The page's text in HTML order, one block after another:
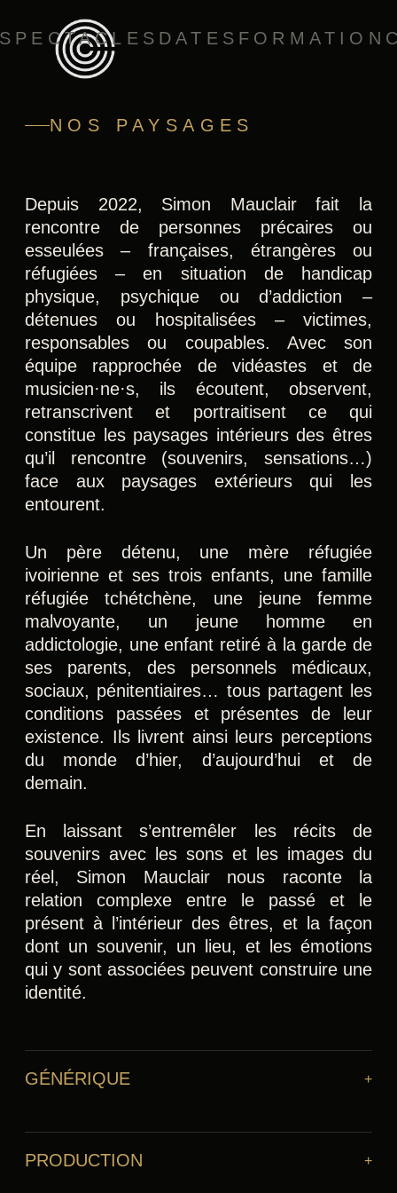
SPECTACLES DATES FORMATION
NOS PAYSAGES
Depuis 2022, Simon Mauclair fait la
rencontre de personnes précaires ou
esseulées – françaises, étrangères ou
réfugiées – en situation de handicap
physique, psychique ou d’addiction –
détenues ou hospitalisées – victimes,
responsables ou coupables. Avec son
équipe rapprochée de vidéastes et de
musicien·ne·s, ils écoutent, observent,
retranscrivent et portraitisent ce qui
constitue les paysages intérieurs des êtres
qu’il rencontre (souvenirs, sensations…)
face aux paysages extérieurs qui les
entourent.
Un père détenu, une mère réfugiée
ivoirienne et ses trois enfants, une famille
réfugiée tchétchène, une jeune femme
malvoyante, un jeune homme en
addictologie, une enfant retiré à la garde de
ses parents, des personnels médicaux,
sociaux, pénitentiaires… tous partagent les
conditions passées et présentes de leur
existence. Ils livrent ainsi leurs perceptions
du monde d’hier, d’aujourd’hui et de
demain.
En laissant s’entremêler les récits de
souvenirs avec les sons et les images du
réel, Simon Mauclair nous raconte la
relation complexe entre le passé et le
présent à l’intérieur des êtres, et la façon
dont un souvenir, un lieu, et les émotions
qui y sont associées peuvent construire une
identité.
GÉNÉRIQUE
PRODUCTION